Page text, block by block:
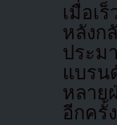
เมื่อเ
หลังก
ประม
แบรน
หลาย
อีกครั้ง